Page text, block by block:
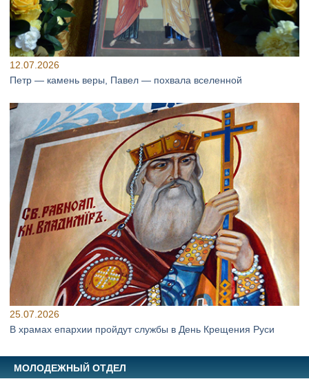
12.07.2026
Петр — камень веры, Павел — похвала вселенной
25.07.2026
В храмах епархии пройдут службы в День Крещения Руси
МОЛОДЕЖНЫЙ ОТДЕЛ